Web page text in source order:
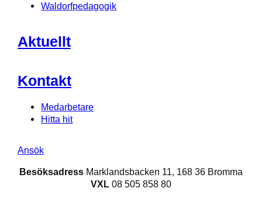
Waldorfpedagogik
Aktuellt
Kontakt
Medarbetare
Hitta hit
Ansök
Besöksadress Marklandsbacken 11, 168 36 Bromma
VXL 08 505 858 80